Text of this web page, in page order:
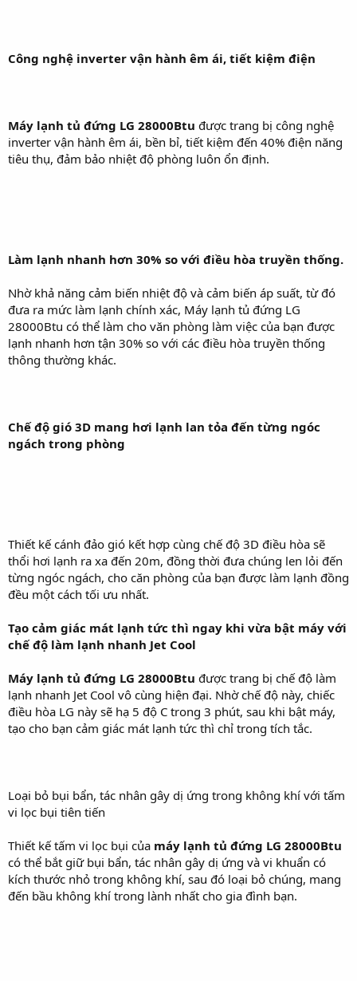
Công nghệ inverter vận hành êm ái, tiết kiệm điện
Máy lạnh tủ đứng LG 28000Btu được trang bị công nghệ
inverter vận hành êm ái, bền bỉ, tiết kiệm đến 40% điện năng
tiêu thụ, đảm bảo nhiệt độ phòng luôn ổn định.
Làm lạnh nhanh hơn 30% so với điều hòa truyền thống.
Nhờ khả năng cảm biến nhiệt độ và cảm biến áp suất, từ đó
đưa ra mức làm lạnh chính xác, Máy lạnh tủ đứng LG
28000Btu có thể làm cho văn phòng làm việc của bạn được
lạnh nhanh hơn tận 30% so với các điều hòa truyền thống
thông thường khác.
Chế độ gió 3D mang hơi lạnh lan tỏa đến từng ngóc
ngách trong phòng
Thiết kế cánh đảo gió kết hợp cùng chế độ 3D điều hòa sẽ
thổi hơi lạnh ra xa đến 20m, đồng thời đưa chúng len lỏi đến
từng ngóc ngách, cho căn phòng của bạn được làm lạnh đồng
đều một cách tối ưu nhất.
Tạo cảm giác mát lạnh tức thì ngay khi vừa bật máy với
chế độ làm lạnh nhanh Jet Cool
Máy lạnh tủ đứng LG 28000Btu được trang bị chế độ làm
lạnh nhanh Jet Cool vô cùng hiện đại. Nhờ chế độ này, chiếc
điều hòa LG này sẽ hạ 5 độ C trong 3 phút, sau khi bật máy,
tạo cho bạn cảm giác mát lạnh tức thì chỉ trong tích tắc.
Loại bỏ bụi bẩn, tác nhân gây dị ứng trong không khí với tấm
vi lọc bụi tiên tiến
Thiết kế tấm vi lọc bụi của máy lạnh tủ đứng LG 28000Btu
có thể bắt giữ bụi bẩn, tác nhân gây dị ứng và vi khuẩn có
kích thước nhỏ trong không khí, sau đó loại bỏ chúng, mang
đến bầu không khí trong lành nhất cho gia đình bạn.